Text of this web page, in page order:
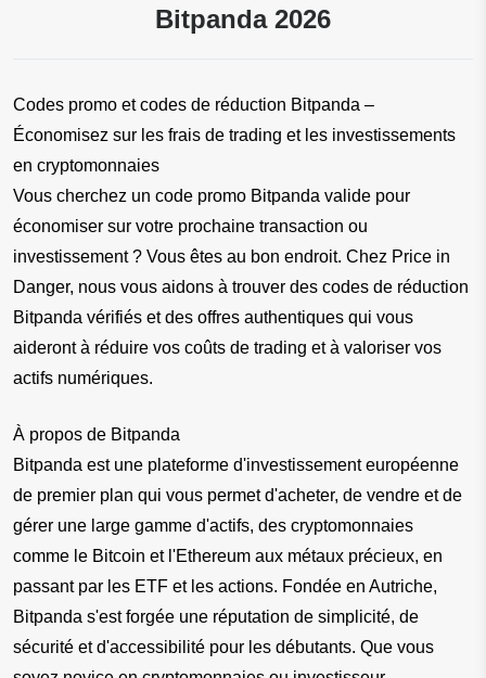
Bitpanda 2026
Codes promo et codes de réduction Bitpanda –
Économisez sur les frais de trading et les investissements
en cryptomonnaies
Vous cherchez un code promo Bitpanda valide pour
économiser sur votre prochaine transaction ou
investissement ? Vous êtes au bon endroit. Chez Price in
Danger, nous vous aidons à trouver des codes de réduction
Bitpanda vérifiés et des offres authentiques qui vous
aideront à réduire vos coûts de trading et à valoriser vos
actifs numériques.
À propos de Bitpanda
Bitpanda est une plateforme d'investissement européenne
de premier plan qui vous permet d'acheter, de vendre et de
gérer une large gamme d'actifs, des cryptomonnaies
comme le Bitcoin et l'Ethereum aux métaux précieux, en
passant par les ETF et les actions. Fondée en Autriche,
Bitpanda s'est forgée une réputation de simplicité, de
sécurité et d'accessibilité pour les débutants. Que vous